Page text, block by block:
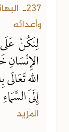
237ـ
وأعدائه
لِنَكُنْ
اللهِ
إِلَى
المزيد